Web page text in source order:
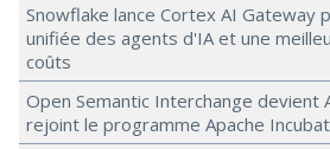
Snowflake lance Cortex AI Gateway
unifiée des agents d'IA et une
coûts
Open Semantic Interchange devient
rejoint le programme Apache